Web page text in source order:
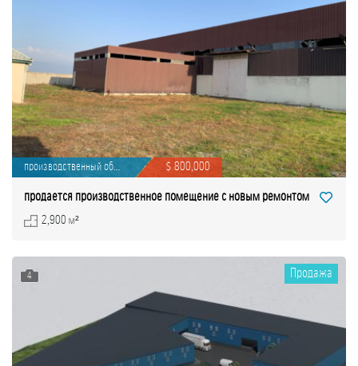
производственный объ... $ 800,000
продается производственное помещение с новым ремонтом
2,900 м²
4 Продажа